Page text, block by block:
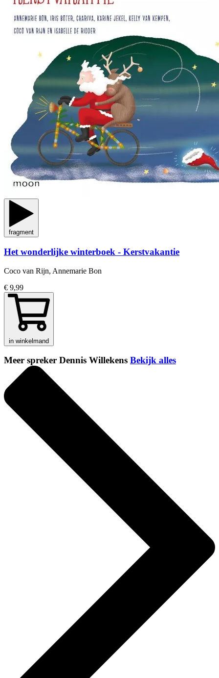
fragment
Het wonderlijke winterboek - Kerstvakantie
Coco van Rijn, Annemarie Bon
€ 9,99
in winkelmand
Meer spreker Dennis Willekens Bekijk alles